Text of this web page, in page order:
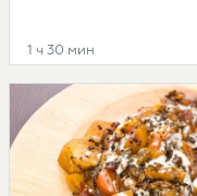
1 ч 30 мин